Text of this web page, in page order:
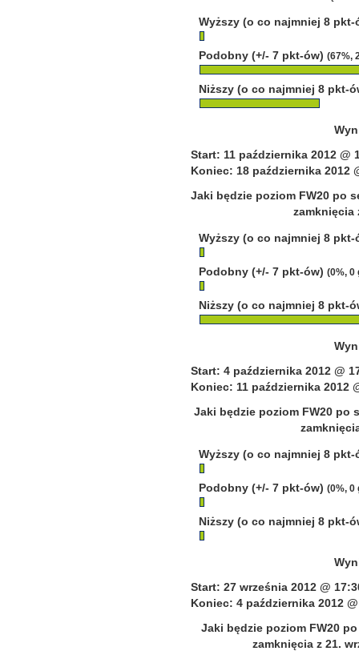
Wyższy (o co najmniej 8
Podobny (+/- 7 pkt-ów) (67%,
Niższy (o co najmniej 8 pkt-
Start: 11 października 2012 @
Koniec: 18 października 2012
Jaki będzie poziom FW20 po
zamknięcia
Wyższy (o co najmniej 8
Podobny (+/- 7 pkt-ów) (0%, 0
Niższy (o co najmniej 8 pkt-
Start: 4 października 2012 @
Koniec: 11 października 2012
Jaki będzie poziom FW20 po
Wyższy (o co najmniej 8
Podobny (+/- 7 pkt-ów) (0%, 0
Niższy (o co najmniej 8 pkt-
Start: 27 września 2012 @
Koniec: 4 października 2012
Jaki będzie poziom FW20
zamknięcia z 21.